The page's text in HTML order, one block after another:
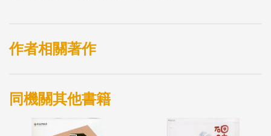
作者相關著作
同機關其他書籍